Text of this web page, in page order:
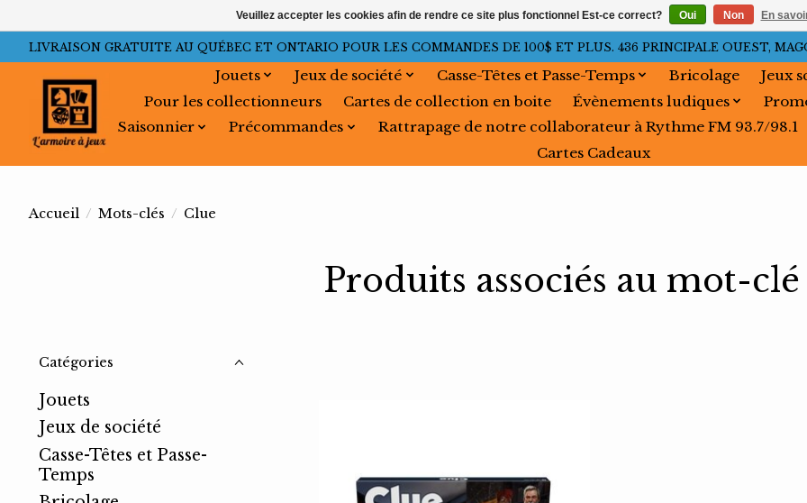
LIVRAISON GRATUITE AU QUÉBEC ET ONTARIO POUR LES COMMANDES DE 100$ ET PLUS. 436 PRINCIPALE OUEST,
Jouets Jeux de société Casse-Têtes et Passe-Temps Bricolage
Jeux
Pour les collectionneurs
Cartes de collection en boite Évènements ludiques
Saisonnier
Précommandes
Rattrapage de notre collaborateur à Rythme FM 93.7/98.1
Cartes Cadeaux
Accueil / Mots-clés / Clue
Produits associés au mot-
Catégories
Jouets
Jeux de société
Casse-Têtes et Passe-
Temps
Veuillez accepter les cookies afin de rendre ce site plus fonctionnel Est-ce correct? Oui Non En